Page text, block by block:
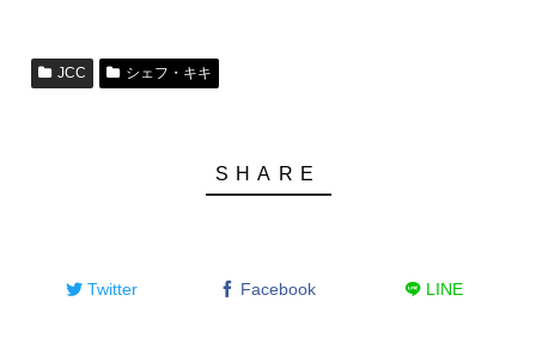
JCC シェフ・キキ
Twitter Facebook LINE